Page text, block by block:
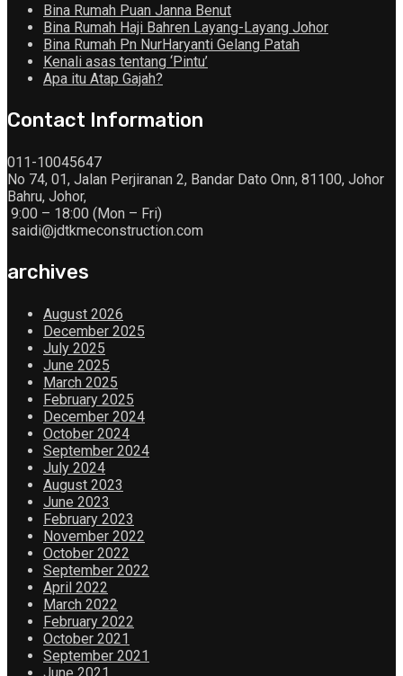
Bina Rumah Puan Janna Benut
Bina Rumah Haji Bahren Layang-Layang Johor
Bina Rumah Pn NurHaryanti Gelang Patah
Kenali asas tentang ‘Pintu’
Apa itu Atap Gajah?
Contact Information
011-10045647
No 74, 01, Jalan Perjiranan 2, Bandar Dato Onn, 81100, Johor
Bahru, Johor,
9:00 – 18:00 (Mon – Fri)
saidi@jdtkmeconstruction.com
archives
August 2026
December 2025
July 2025
June 2025
March 2025
February 2025
December 2024
October 2024
September 2024
July 2024
August 2023
June 2023
February 2023
November 2022
October 2022
September 2022
April 2022
March 2022
February 2022
October 2021
September 2021